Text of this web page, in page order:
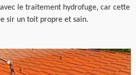
le traitement hydrofuge, car cette
sir un toit propre et sain.